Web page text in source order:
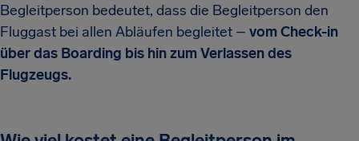
Begleitperson bedeutet, dass die Begleitperson den
Fluggast bei allen Abläufen begleitet – vom Check-in
über das Boarding bis hin zum Verlassen des
Flugzeugs.